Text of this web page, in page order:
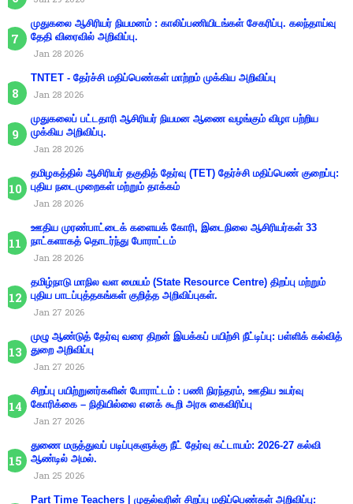
முதுகலை ஆசிரியர் நியமனம் : காலிப்பணியிடங்கள் சேகரிப்பு. கலந்தாய்வு
தேதி விரைவில் அறிவிப்பு.
Jan 28 2026
TNTET - தேர்ச்சி மதிப்பெண்கள் மாற்றம் முக்கிய அறிவிப்பு
Jan 28 2026
முதுகலைப் பட்டதாரி ஆசிரியர் நியமன ஆணை வழங்கும் விழா பற்றிய
முக்கிய அறிவிப்பு.
Jan 28 2026
தமிழகத்தில் ஆசிரியர் தகுதித் தேர்வு (TET) தேர்ச்சி மதிப்பெண் குறைப்பு:
புதிய நடைமுறைகள் மற்றும் தாக்கம்
Jan 28 2026
ஊதிய முரண்பாட்டைக் களையக் கோரி, இடைநிலை ஆசிரியர்கள் 33
நாட்களாகத் தொடர்ந்து போராட்டம்
Jan 28 2026
தமிழ்நாடு மாநில வள மையம் (State Resource Centre) திறப்பு மற்றும்
புதிய பாடப்புத்தகங்கள் குறித்த அறிவிப்புகள்.
Jan 27 2026
முழு ஆண்டுத் தேர்வு வரை திறன் இயக்கப் பயிற்சி நீட்டிப்பு: பள்ளிக் கல்வித்
துறை அறிவிப்பு
Jan 27 2026
சிறப்பு பயிற்றுனர்களின் போராட்டம் : பணி நிரந்தரம், ஊதிய உயர்வு
கோரிக்கை – நிதியில்லை எனக் கூறி அரசு கைவிரிப்பு
Jan 27 2026
துணை மருத்துவப் படிப்புகளுக்கு நீட் தேர்வு கட்டாயம்: 2026-27 கல்வி
ஆண்டில் அமல்.
Jan 25 2026
Part Time Teachers | முதல்வரின் சிறப்பு மதிப்பெண்கள் அறிவிப்பு: